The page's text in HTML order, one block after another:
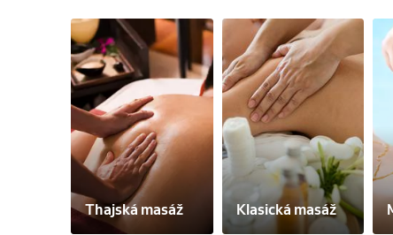
Thajská masáž Klasická masáž